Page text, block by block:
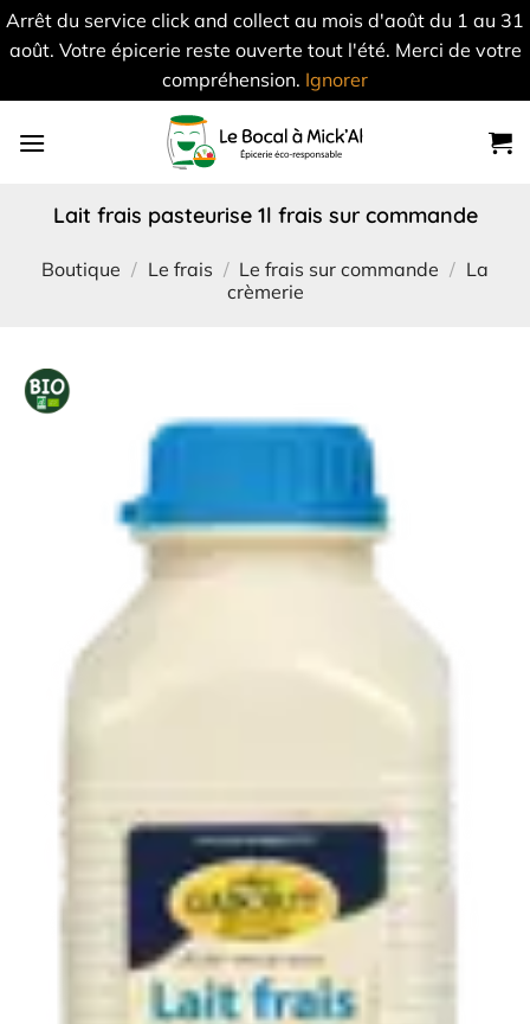
Arrêt du service click and collect au mois d'août du 1 au 31
août. Votre épicerie reste ouverte tout l'été. Merci de votre
compréhension. Ignorer
lait frais pasteurise 1l frais sur commande
Boutique / Le frais / Le frais sur commande / La
crèmerie